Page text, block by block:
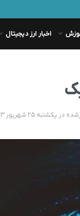
اخبار ارز دیجیتال